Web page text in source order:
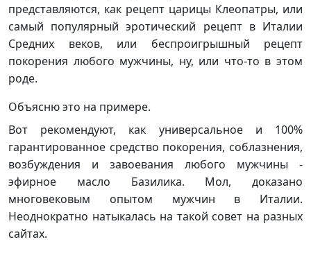
представляются, как рецепт царицы Клеопатры, или
самый популярный эротический рецепт в Италии
Средних веков, или беспроигрышный рецепт
покорения любого мужчины, ну, или что-то в этом
роде.
Объясню это на примере.
Вот рекомендуют, как универсальное и 100%
гарантированное средство покорения, соблазнения,
возбуждения и завоевания любого мужчины -
эфирное масло Базилика. Мол, доказано
многовековым опытом мужчин в Италии.
Неоднократно натыкалась на такой совет на разных
сайтах.